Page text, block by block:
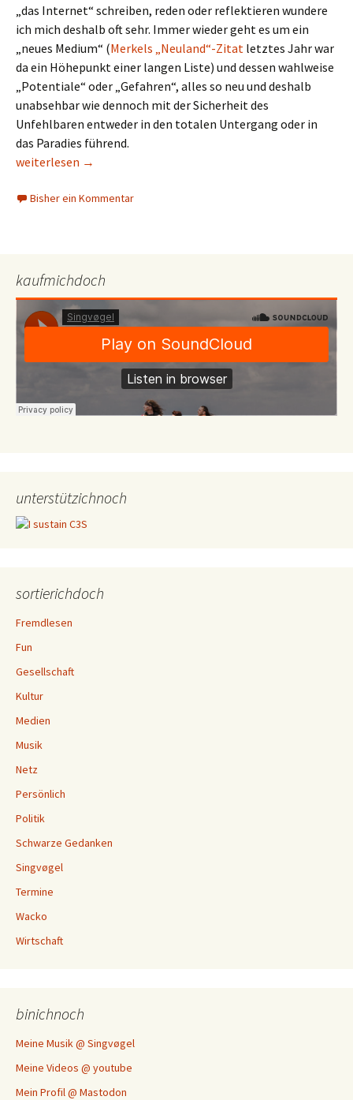
„das Internet“ schreiben, reden oder reflektieren wundere
ich mich deshalb oft sehr. Immer wieder geht es um ein
„neues Medium“ (Merkels „Neuland“-Zitat letztes Jahr war
da ein Höhepunkt einer langen Liste) und dessen wahlweise
„Potentiale“ oder „Gefahren“, alles so neu und deshalb
unabsehbar wie dennoch mit der Sicherheit des
Unfehlbaren entweder in den totalen Untergang oder in
das Paradies führend.
Das Internet rettet die Welt. Verdummt alle. Nicht. Doch. Nein.
weiterlesen →
Bisher ein Kommentar
kaufmichdoch
unterstützichnoch
sortierichdoch
Fremdlesen
Fun
Gesellschaft
Kultur
Medien
Musik
Netz
Persönlich
Politik
Schwarze Gedanken
Singvøgel
Termine
Wacko
Wirtschaft
binichnoch
Meine Musik @ Singvøgel
Meine Videos @ youtube
Mein Profil @ Mastodon